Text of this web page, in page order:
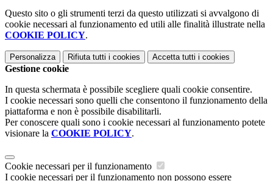
Questo sito o gli strumenti terzi da questo utilizzati si avvalgono di
cookie necessari al funzionamento ed utili alle finalità illustrate nella
COOKIE POLICY.
Personalizza Rifiuta tutti i cookies Accetta tutti i cookies
Gestione cookie
In questa schermata è possibile scegliere quali cookie consentire.
I cookie necessari sono quelli che consentono il funzionamento della
piattaforma e non è possibile disabilitarli.
Per conoscere quali sono i cookie necessari al funzionamento potete
visionare la COOKIE POLICY.
Cookie necessari per il funzionamento
I cookie necessari per il funzionamento non possono essere